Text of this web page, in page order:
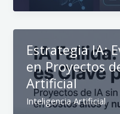
de
en
IA
B2B
Estrategias
Estrategia IA:
en Proyectos
Artificial
Inteligencia Artificial